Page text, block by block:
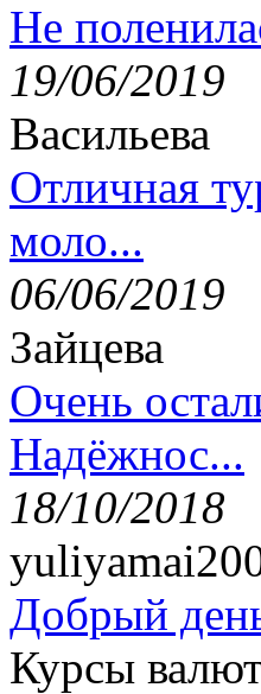
Не
19/06/2019
Васильева
Отличная
моло...
06/06/2019
Зайцева
Очень
Надёжнос...
18/10/2018
Добрый
Курсы